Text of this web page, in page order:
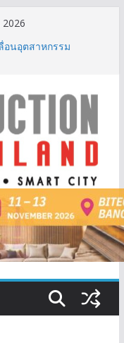
Net Zero in
อนอุตสาหกรรม
น
คนก่อสร้าง ขนคอน
ศอุตสาหกรรมก่อสร้าง
ดิร์นเทรดชั้นนำเปิดตัว
ยกระดับความมั่นใจ
ากกว่า 2,000 ล้านบาท
ร่ง